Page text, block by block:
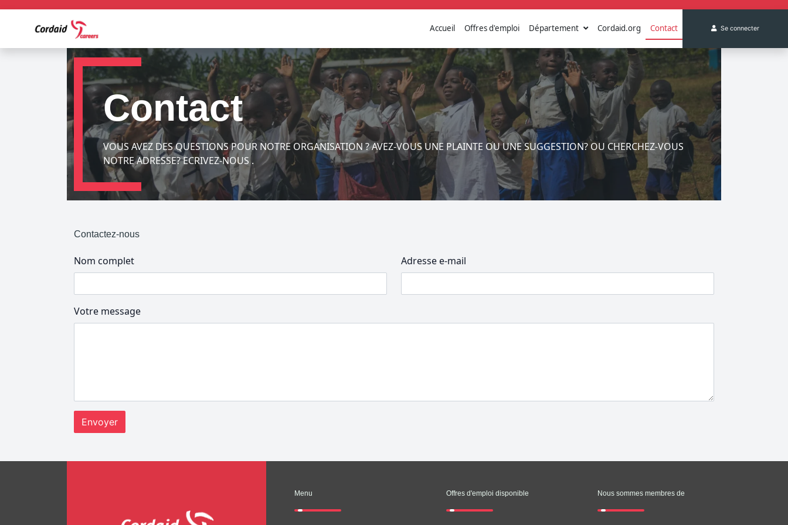
Accueil Offres d'emploi Département Cordaid.org Contact Se connecter
Contact
VOUS AVEZ DES QUESTIONS POUR NOTRE ORGANISATION ? AVEZ-VOUS UNE PLAINTE OU UNE SUGGESTION? OU CHERCHEZ-VOUS
NOTRE ADRESSE? ECRIVEZ-NOUS .
Contactez-nous
Nom complet Adresse e-mail
Votre message
Envoyer
Menu Offres d'emploi disponible Nous sommes membres de